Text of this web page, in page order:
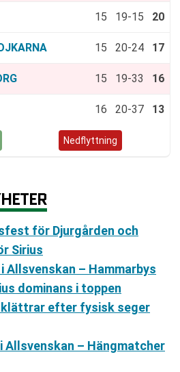
15 19-15 20
15 20-24 17
15 19-33 16
16 20-37 13
Nedflyttning
för Djurgården och
Sirius
Allsvenskan – Hammarbys
dominans i toppen
efter fysisk seger
Allsvenskan – Hängmatcher